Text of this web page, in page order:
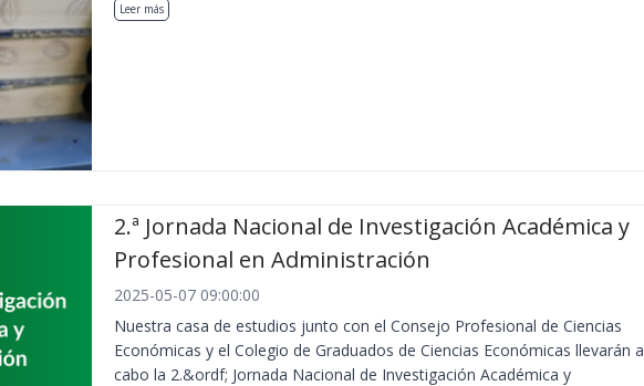
Leer más
2.ª Jornada Nacional de Investigación Académica y
Profesional en Administración
2025-05-07 09:00:00
Nuestra casa de estudios junto con el Consejo Profesional de Ciencias
Económicas y el Colegio de Graduados de Ciencias Económicas llevarán a
cabo la 2.&ordf; Jornada Nacional de Investigación Académica y